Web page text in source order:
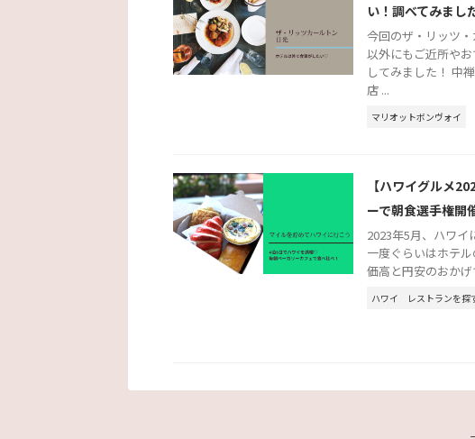
い！調べてみまし
今回のザ・リッツ
以外にもご近所や
してみました！ 中
店 ...
マリオットボンヴォイ
【ハワイグルメ
ーで朝食選手権開
2023年5月、ハワイ
一度ぐらいはホテ
価高と円安のおか
ハワイ レストランを探